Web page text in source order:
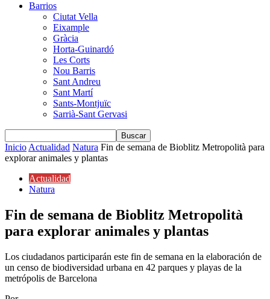
Barrios
Ciutat Vella
Eixample
Gràcia
Horta-Guinardó
Les Corts
Nou Barris
Sant Andreu
Sant Martí
Sants-Montjuïc
Sarrià-Sant Gervasi
InicioActualidad Natura Fin de semana de Bioblitz Metropolità para
explorar animales y plantas
Actualidad
Natura
Fin de semana de Bioblitz Metropolità
para explorar animales y plantas
Los ciudadanos participarán este fin de semana en la elaboración de
un censo de biodiversidad urbana en 42 parques y playas de la
metrópolis de Barcelona